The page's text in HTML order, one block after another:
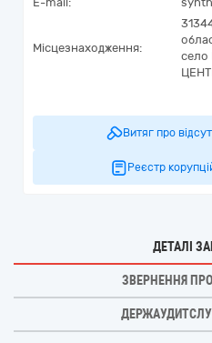
Місцезнаходження:
село
Витяг про
Реєстр
ДЕТАЛІ
ЗВЕРНЕННЯ